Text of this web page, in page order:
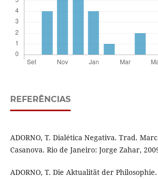
REFERÊNCIAS
ADORNO, T. Dialética Negativa. Trad.
Casanova. Rio de Janeiro: Jorge Zahar,
ADORNO, T. Die Aktualität der